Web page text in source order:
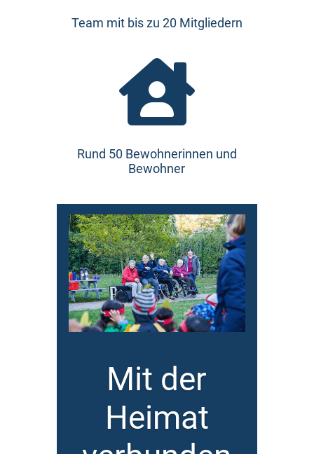
Team mit bis zu 20 Mitgliedern

Rund 50 Bewohnerinnen und
Bewohner
Mit der
Heimat